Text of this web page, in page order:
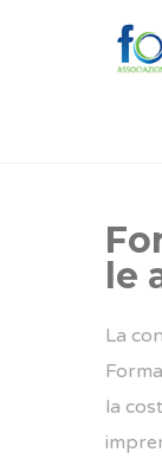
le
La
la